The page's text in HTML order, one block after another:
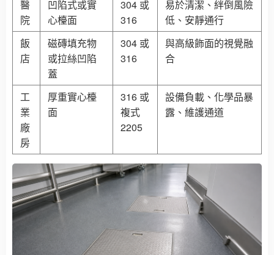
醫
院
凹陷式或實
心檯面
304 或
316
易於清潔、絆倒風險
低、安靜通行
飯
店
磁磚填充物
或拉絲凹陷
蓋
304 或
316
與高級飾面的視覺融
合
工
業
廠
房
厚重實心檯
面
316 或
複式
2205
設備負載、化學品暴
露、維護通道